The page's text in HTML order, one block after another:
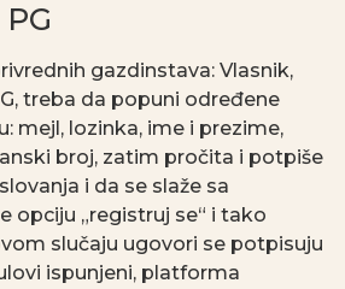
gazdinstava: Vlasnik,
treba da popuni određene
mejl, lozinka, ime i prezime,
broj, zatim pročita i potpiše
i da se slaže sa
opciju „registruj se“ i tako
slučaju ugovori se potpisuju
ispunjeni, platforma